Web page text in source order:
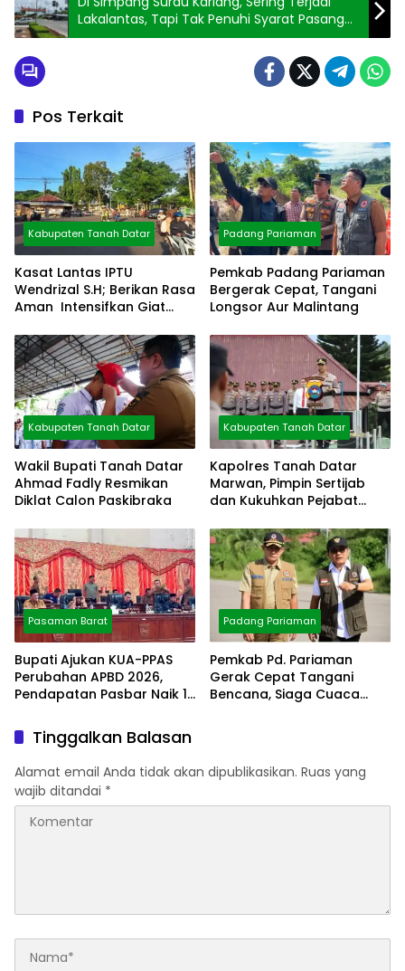
Lakalantas, Tapi Tak Penuhi Syarat Pasang
Traffic
Pos Terkait
Kabupaten Tanah Datar
Kasat Lantas IPTU
Wendrizal S.H; Berikan Rasa
Aman Intensifkan Giat
Padang Pariaman
Pemkab Padang Pariaman
Bergerak Cepat, Tangani
Longsor Aur Malintang
Kabupaten Tanah Datar
Wakil Bupati Tanah Datar
Ahmad Fadly Resmikan
Diklat Calon Paskibraka
Kabupaten Tanah Datar
Kapolres Tanah Datar
Marwan, Pimpin Sertijab
dan Kukuhkan Pejabat
Pasaman Barat
Bupati Ajukan KUA-PPAS
Perubahan APBD 2026,
Pendapatan Pasbar Naik 15
Padang Pariaman
Pemkab Pd. Pariaman
Gerak Cepat Tangani
Bencana, Siaga Cuaca
Tinggalkan Balasan
Alamat email Anda tidak akan dipublikasikan. Ruas yang
wajib ditandai *